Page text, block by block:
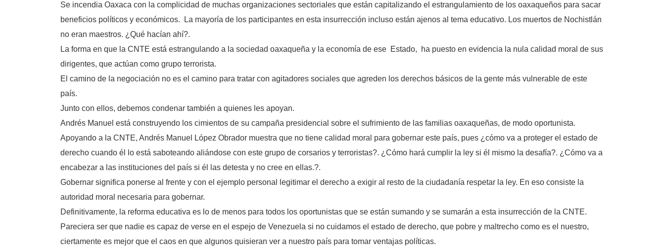
Se incendia Oaxaca con la complicidad de muchas organizaciones sectoriales que están capitalizando el estrangulamiento de los oaxaqueños para sacar
beneficios políticos y económicos. La mayoría de los participantes en esta insurrección incluso están ajenos al tema educativo. Los muertos de Nochistlán
no eran maestros. ¿Qué hacían ahí?.
La forma en que la CNTE está estrangulando a la sociedad oaxaqueña y la economía de ese Estado, ha puesto en evidencia la nula calidad moral de sus
dirigentes, que actúan como grupo terrorista.
El camino de la negociación no es el camino para tratar con agitadores sociales que agreden los derechos básicos de la gente más vulnerable de este
país.
Junto con ellos, debemos condenar también a quienes les apoyan.
Andrés Manuel está construyendo los cimientos de su campaña presidencial sobre el sufrimiento de las familias oaxaqueñas, de modo oportunista.
Apoyando a la CNTE, Andrés Manuel López Obrador muestra que no tiene calidad moral para gobernar este país, pues ¿cómo va a proteger el estado de
derecho cuando él lo está saboteando aliándose con este grupo de corsarios y terroristas?. ¿Cómo hará cumplir la ley si él mismo la desafía?. ¿Cómo va a
encabezar a las instituciones del país si él las detesta y no cree en ellas.?.
Gobernar significa ponerse al frente y con el ejemplo personal legitimar el derecho a exigir al resto de la ciudadanía respetar la ley. En eso consiste la
autoridad moral necesaria para gobernar.
Definitivamente, la reforma educativa es lo de menos para todos los oportunistas que se están sumando y se sumarán a esta insurrección de la CNTE.
Pareciera ser que nadie es capaz de verse en el espejo de Venezuela si no cuidamos el estado de derecho, que pobre y maltrecho como es el nuestro,
ciertamente es mejor que el caos en que algunos quisieran ver a nuestro país para tomar ventajas políticas.